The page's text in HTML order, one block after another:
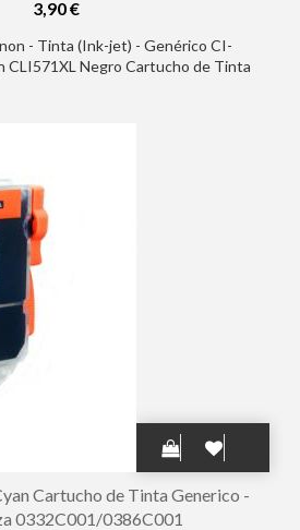
3,90 €
- Tinta (Ink-jet) - Genérico CI-
CLI571XL Negro Cartucho de Tinta
Cartucho de Tinta Generico -
0332C001/0386C001